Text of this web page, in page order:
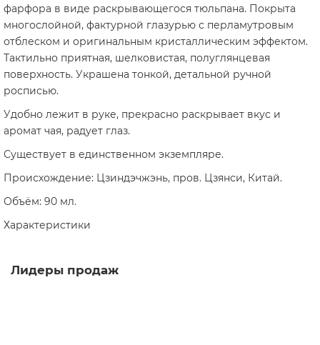
фарфора в виде раскрывающегося тюльпана. Покрыта
многослойной, фактурной глазурью с перламутровым
отблеском и оригинальным кристаллическим эффектом.
Тактильно приятная, шелковистая, полуглянцевая
поверхность. Украшена тонкой, детальной ручной
росписью.
Удобно лежит в руке, прекрасно раскрывает вкус и
аромат чая, радует глаз.
Существует в единственном экземпляре.
Происхождение: Цзиндэчжэнь, пров. Цзянси, Китай.
Объём: 90 мл.
Характеристики
Лидеры продаж